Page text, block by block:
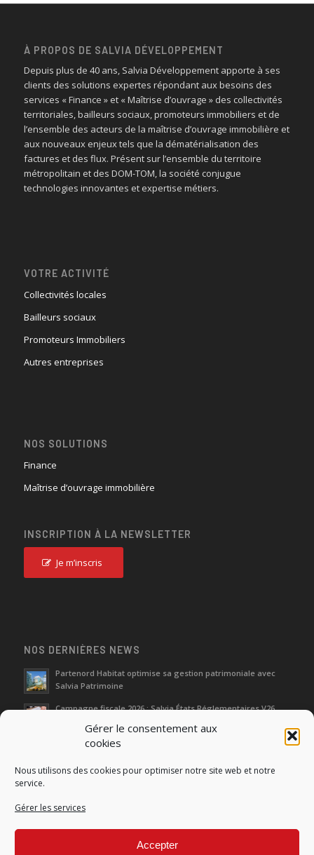
Gérer le consentement aux
cookies
Nous utilisons des cookies pour optimiser notre site web et notre
service.
Gérer les services
Accepter
À PROPOS DE SALVIA DÉVELOPPEMENT
Depuis plus de 40 ans, Salvia Développement apporte à ses
clients des solutions expertes répondant aux besoins des
services « Finance » et « Maîtrise d’ouvrage » des collectivités
territoriales, bailleurs sociaux, promoteurs immobiliers et de
l’ensemble des acteurs de la maîtrise d’ouvrage immobilière et
aux nouveaux enjeux tels que la dématérialisation des
factures et des flux. Présent sur l’ensemble du territoire
métropolitain et des DOM-TOM, la société conjugue
technologies innovantes et expertise métiers.
VOTRE ACTIVITÉ
Collectivités locales
Bailleurs sociaux
Promoteurs Immobiliers
Autres entreprises
NOS SOLUTIONS
Finance
Maîtrise d’ouvrage immobilière
INSCRIPTION À LA NEWSLETTER
Je m’inscris
NOS DERNIÈRES NEWS
Partenord Habitat optimise sa gestion patrimoniale avec
Salvia Patrimoine
Campagne fiscale 2026 : Salvia États Réglementaires V26
Journées d‘Étude de l’Immobilier 2026
Salon SIMI 2025 : entre héritage et renaissance
Séminaire Actualités Réglementaires et Fiscales 2025